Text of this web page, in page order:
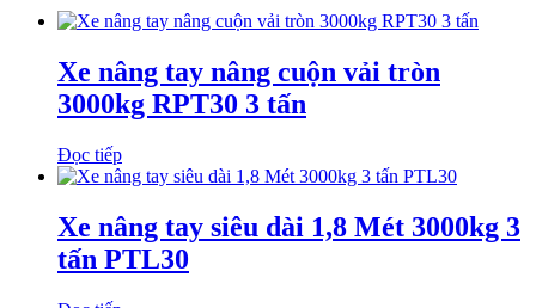
Xe nâng tay nâng cuộn vải tròn
3000kg RPT30 3 tấn
Đọc tiếp
Xe nâng tay siêu dài 1,8 Mét 3000kg 3
tấn PTL30